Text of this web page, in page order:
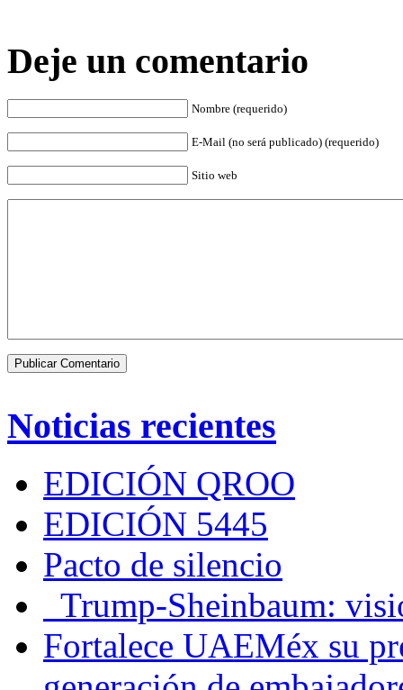
Deje un comentario
Nombre (requerido)
E-Mail (no será publicado) (requerido)
Sitio web
Noticias recientes
EDICIÓN QROO
EDICIÓN 5445
Pacto de silencio
Trump-Sheinbaum:
Fortalece UAEMéx su